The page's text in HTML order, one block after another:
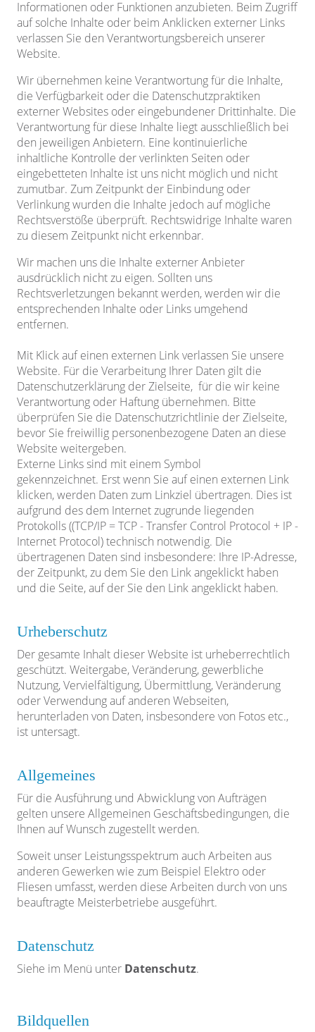
Informationen oder Funktionen anzubieten. Beim Zugriff
auf solche Inhalte oder beim Anklicken externer Links
verlassen Sie den Verantwortungsbereich unserer
Website.
Wir übernehmen keine Verantwortung für die Inhalte,
die Verfügbarkeit oder die Datenschutzpraktiken
externer Websites oder eingebundener Drittinhalte. Die
Verantwortung für diese Inhalte liegt ausschließlich bei
den jeweiligen Anbietern. Eine kontinuierliche
inhaltliche Kontrolle der verlinkten Seiten oder
eingebetteten Inhalte ist uns nicht möglich und nicht
zumutbar. Zum Zeitpunkt der Einbindung oder
Verlinkung wurden die Inhalte jedoch auf mögliche
Rechtsverstöße überprüft. Rechtswidrige Inhalte waren
zu diesem Zeitpunkt nicht erkennbar.
Wir machen uns die Inhalte externer Anbieter
ausdrücklich nicht zu eigen. Sollten uns
Rechtsverletzungen bekannt werden, werden wir die
entsprechenden Inhalte oder Links umgehend
entfernen.
Mit Klick auf einen externen Link verlassen Sie unsere
Website. Für die Verarbeitung Ihrer Daten gilt die
Datenschutzerklärung der Zielseite, für die wir keine
Verantwortung oder Haftung übernehmen. Bitte
überprüfen Sie die Datenschutzrichtlinie der Zielseite,
bevor Sie freiwillig personenbezogene Daten an diese
Website weitergeben.
Externe Links sind mit einem Symbol
gekennzeichnet. Erst wenn Sie auf einen externen Link
klicken, werden Daten zum Linkziel übertragen. Dies ist
aufgrund des dem Internet zugrunde liegenden
Protokolls ((TCP/IP = TCP - Transfer Control Protocol + IP -
Internet Protocol) technisch notwendig. Die
übertragenen Daten sind insbesondere: Ihre IP-Adresse,
der Zeitpunkt, zu dem Sie den Link angeklickt haben
und die Seite, auf der Sie den Link angeklickt haben.
Urheberschutz
Der gesamte Inhalt dieser Website ist urheberrechtlich
geschützt. Weitergabe, Veränderung, gewerbliche
Nutzung, Vervielfältigung, Übermittlung, Veränderung
oder Verwendung auf anderen Webseiten,
herunterladen von Daten, insbesondere von Fotos etc.,
ist untersagt.
Allgemeines
Für die Ausführung und Abwicklung von Aufträgen
gelten unsere Allgemeinen Geschäftsbedingungen, die
Ihnen auf Wunsch zugestellt werden.
Soweit unser Leistungsspektrum auch Arbeiten aus
anderen Gewerken wie zum Beispiel Elektro oder
Fliesen umfasst, werden diese Arbeiten durch von uns
beauftragte Meisterbetriebe ausgeführt.
Datenschutz
Siehe im Menü unter Datenschutz.
Bildquellen